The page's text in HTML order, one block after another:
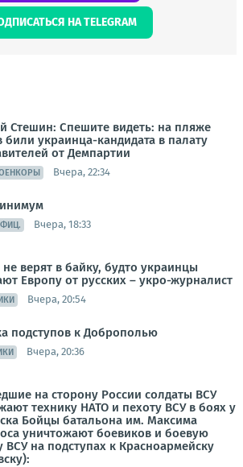
НА TELEGRAM
Стешин: Спешите видеть: на пляже
били украинца-кандидата в палату
от Демпартии
Вчера, 22:34
Вчера, 18:33
верят в байку, будто украинцы
Европу от русских – укро-журналист
Вчера, 20:54
подступов к Доброполью
Вчера, 20:36
на сторону России солдаты ВСУ
технику НАТО и пехоту ВСУ в боях у
Бойцы батальона им. Максима
уничтожают боевиков и боевую
ВСУ на подступах к Красноармейску